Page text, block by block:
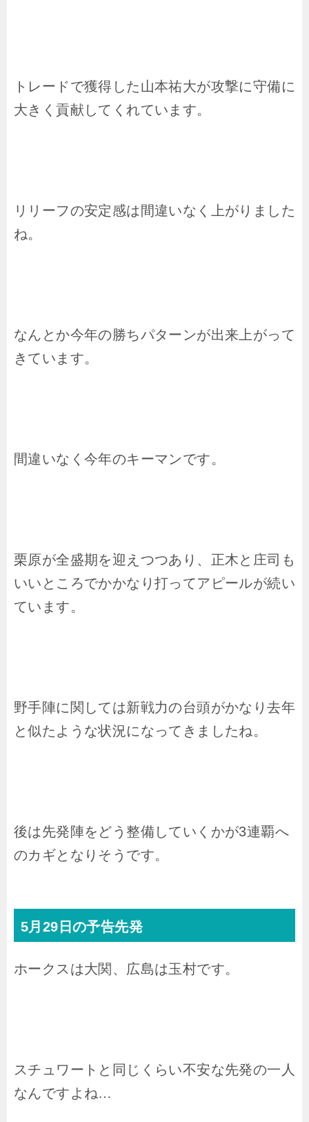
トレードで獲得した山本祐大が攻撃に守備に
大きく貢献してくれています。
リリーフの安定感は間違いなく上がりました
ね。
なんとか今年の勝ちパターンが出来上がって
きています。
間違いなく今年のキーマンです。
栗原が全盛期を迎えつつあり、正木と庄司も
いいところでかかなり打ってアピールが続い
ています。
野手陣に関しては新戦力の台頭がかなり去年
と似たような状況になってきましたね。
後は先発陣をどう整備していくかが3連覇へ
のカギとなりそうです。
5月29日の予告先発
ホークスは大関、広島は玉村です。
スチュワートと同じくらい不安な先発の一人
なんですよね…